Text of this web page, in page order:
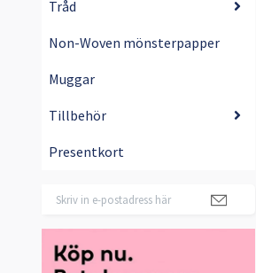
Tråd
Non-Woven mönsterpapper
Muggar
Tillbehör
Presentkort